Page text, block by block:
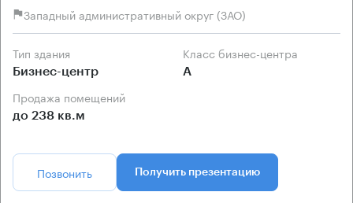
Западный административный округ (ЗАО)
Тип здания
Бизнес-центр
Класс бизнес-центра
А
Продажа помещений
до 238 кв.м
Позвонить Получить презентацию